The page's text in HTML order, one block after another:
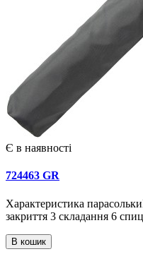
Є в наявності
724463 GR
Характеристика
закриття 3 складання 6
В кошик